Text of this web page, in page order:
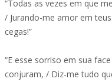
“Todas as vezes em que
/ Jurando-me amor em
cegas!”
“E esse sorriso em sua
conjuram, / Diz-me tudo